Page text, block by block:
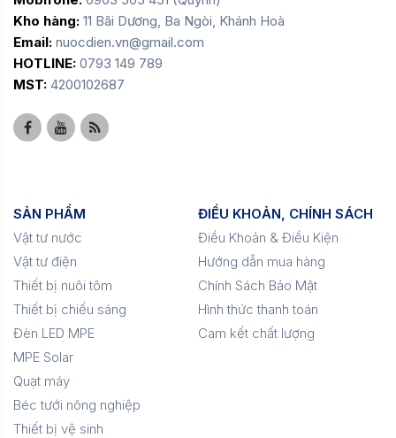
Kho hàng: 11 Bãi Dương, Ba Ngòi, Khánh Hoà
Email: nuocdien.vn@gmail.com
HOTLINE: 0793 149 789
MST: 4200102687
SẢN PHẨM
Vật tư nước
Vật tư điện
Thiết bị nuôi tôm
Thiết bị chiếu sáng
Đèn LED MPE
MPE Solar
Quạt máy
Béc tưới nông nghiệp
Thiết bị vệ sinh
ĐIỀU KHOẢN, CHÍNH SÁCH
Điều Khoản & Điều Kiện
Hướng dẫn mua hàng
Chính Sách Bảo Mật
Hình thức thanh toán
Cam kết chất lượng